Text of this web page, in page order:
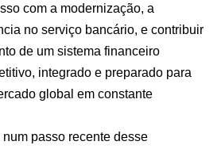
com a modernização, a
no serviço bancário, e contribuir
de um sistema financeiro
integrado e preparado para
global em constante
passo recente desse